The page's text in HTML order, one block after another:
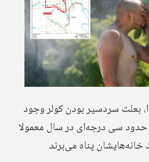
بعلت سردسیر بودن کولر وجود
حدود سی درجه‌ای در سال معمولا
پناه می‌برند